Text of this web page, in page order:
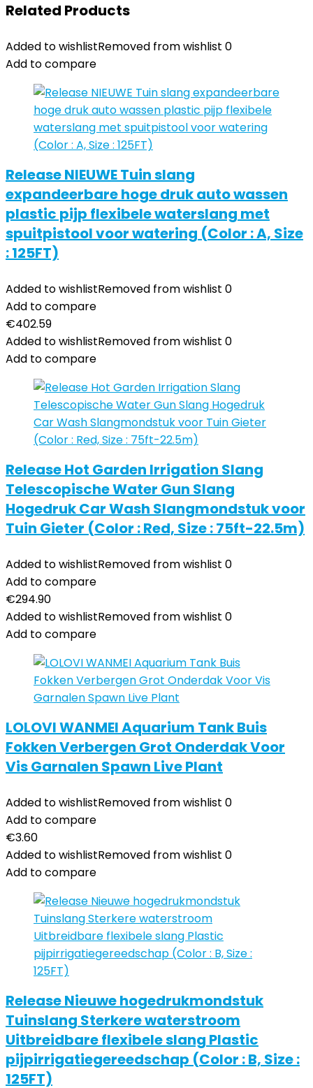
Related Products
Added to wishlistRemoved from wishlist 0
Add to compare
Release NIEUWE Tuin slang
expandeerbare hoge druk auto wassen
plastic pijp flexibele waterslang met
spuitpistool voor watering (Color : A, Size
: 125FT)
Added to wishlistRemoved from wishlist 0
Add to compare
€402.59
Added to wishlistRemoved from wishlist 0
Add to compare
Release Hot Garden Irrigation Slang
Telescopische Water Gun Slang
Hogedruk Car Wash Slangmondstuk voor
Tuin Gieter (Color : Red, Size : 75ft-22.5m)
Added to wishlistRemoved from wishlist 0
Add to compare
€294.90
Added to wishlistRemoved from wishlist 0
Add to compare
LOLOVI WANMEI Aquarium Tank Buis
Fokken Verbergen Grot Onderdak Voor
Vis Garnalen Spawn Live Plant
Added to wishlistRemoved from wishlist 0
Add to compare
€3.60
Added to wishlistRemoved from wishlist 0
Add to compare
Release Nieuwe hogedrukmondstuk
Tuinslang Sterkere waterstroom
Uitbreidbare flexibele slang Plastic
pijpirrigatiegereedschap (Color : B, Size :
125FT)